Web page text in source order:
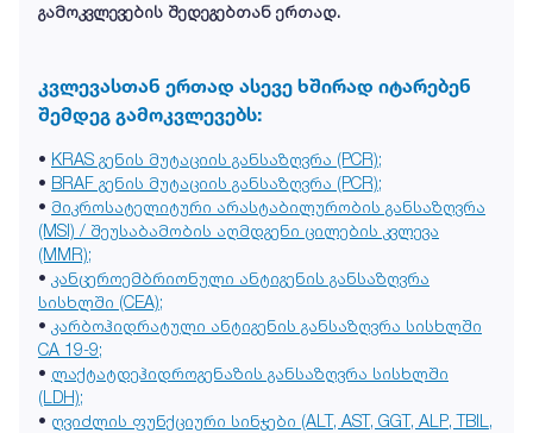
გამოკვლევების შედეგებთან ერთად.
კვლევასთან ერთად ასევე ხშირად იტარებენ
შემდეგ გამოკვლევებს:
• KRAS გენის მუტაციის განსაზღვრა (PCR);
• BRAF გენის მუტაციის განსაზღვრა (PCR);
• მიკროსატელიტური არასტაბილურობის განსაზღვრა
(MSI) / შეუსაბამობის აღმდგენი ცილების კვლევა
(MMR);
• კანცეროემბრიონული ანტიგენის განსაზღვრა
სისხლში (CEA);
• კარბოჰიდრატული ანტიგენის განსაზღვრა სისხლში
CA 19-9;
• ლაქტატდეჰიდროგენაზის განსაზღვრა სისხლში
(LDH);
• ღვიძლის ფუნქციური სინჯები (ALT, AST, GGT, ALP, TBIL,